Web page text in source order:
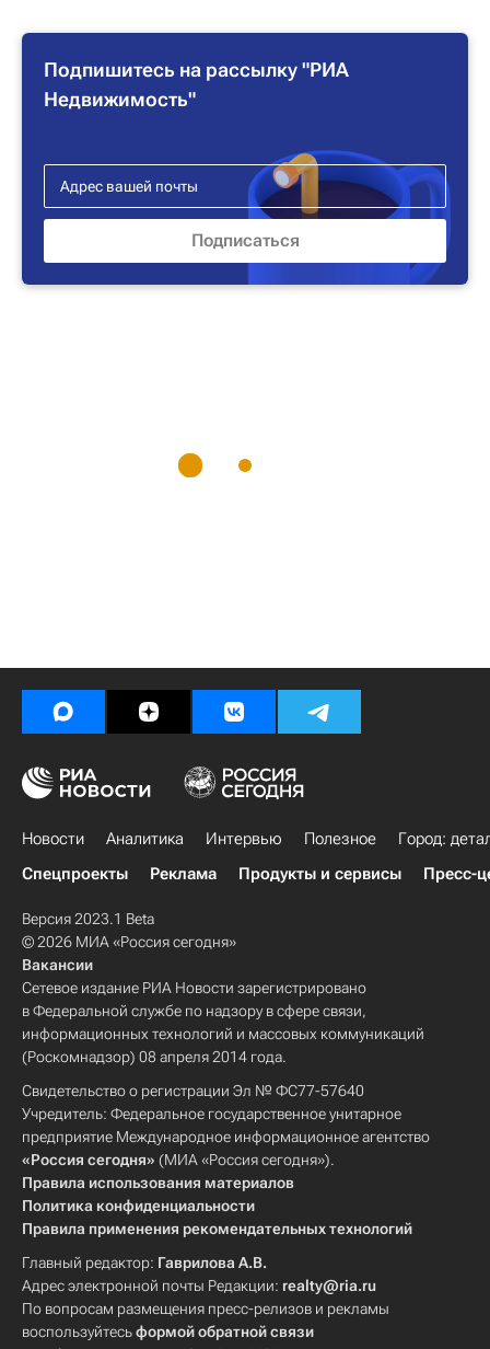
Подпишитесь на рассылку "РИА
Недвижимость"
Новости Аналитика Интервью Полезное
Город:
Спецпроекты
Реклама Продукты и сервисы Пресс-
Версия 2023.1 Beta
© 2026 МИА «Россия сегодня»
Вакансии
Сетевое издание РИА Новости зарегистрировано
в Федеральной службе по надзору в сфере связи,
информационных технологий и массовых коммуникаций
(Роскомнадзор) 08 апреля 2014 года.
Свидетельство о регистрации Эл № ФС77-57640
Учредитель: Федеральное государственное унитарное
предприятие Международное информационное агентство
«Россия сегодня» (МИА «Россия сегодня»).
Правила использования материалов
Политика конфиденциальности
Правила применения рекомендательных технологий
Главный редактор: Гаврилова А.В.
Адрес электронной почты Редакции: realty@ria.ru
По вопросам размещения пресс-релизов и рекламы
воспользуйтесьформой обратной связи